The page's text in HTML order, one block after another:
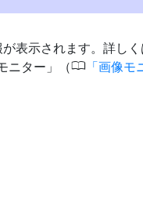
表示されます。詳し
ニター」（0 画像モ